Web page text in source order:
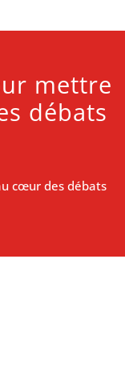
mettre
débats
cœur des débats